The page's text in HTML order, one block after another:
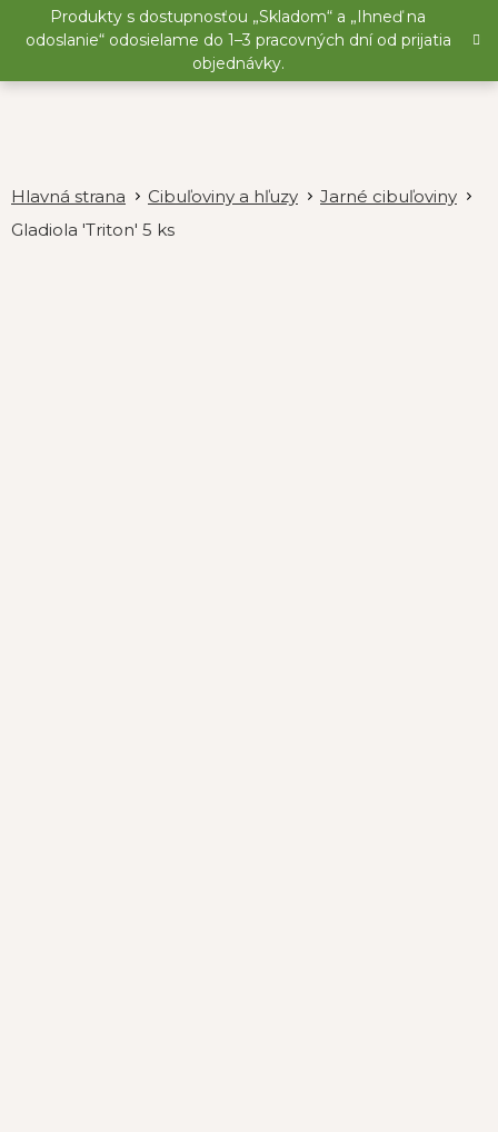
Produkty s dostupnosťou „Skladom“ a „Ihneď na
odoslanie“ odosielame do 1–3 pracovných dní od prijatia
objednávky.
Cibuľoviny a hľuzy
Jarné cibuľoviny
Gladiola 'Triton' 5 ks